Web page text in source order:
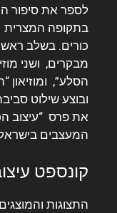
לספר את סיפור
בתקופה המצרית
כורים.
מבקרים, ושני
הסלע”, ומוזיאון
ובוצע שילוט
המעצבים
קונספט
התצוגות